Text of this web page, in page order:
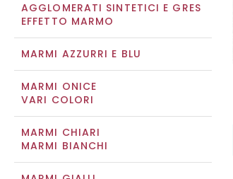
AGGLOMERATI SINTETICI E GRES
EFFETTO MARMO
MARMI AZZURRI E BLU
MARMI ONICE
VARI COLORI
MARMI CHIARI
MARMI BIANCHI